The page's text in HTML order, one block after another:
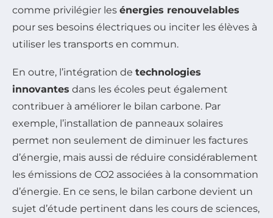
comme privilégier les énergies renouvelables
pour ses besoins électriques ou inciter les élèves à
utiliser les transports en commun.
En outre, l’intégration de technologies
innovantes dans les écoles peut également
contribuer à améliorer le bilan carbone. Par
exemple, l’installation de panneaux solaires
permet non seulement de diminuer les factures
d’énergie, mais aussi de réduire considérablement
les émissions de CO2 associées à la consommation
d’énergie. En ce sens, le bilan carbone devient un
sujet d’étude pertinent dans les cours de sciences,